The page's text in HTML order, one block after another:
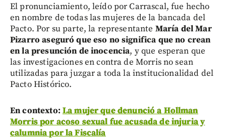
El pronunciamiento, leído por Carrascal, fue hecho
en nombre de todas las mujeres de la bancada del
Pacto. Por su parte, la representante María del Mar
Pizarro aseguró que eso no significa que no crean
en la presunción de inocencia, y que esperan que
las investigaciones en contra de Morris no sean
utilizadas para juzgar a toda la institucionalidad del
Pacto Histórico.
En contexto: La mujer que denunció a Hollman
Morris por acoso sexual fue acusada de injuria y
calumnia por la Fiscalía